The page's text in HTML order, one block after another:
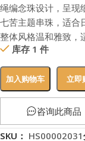
绳编念珠设计，呈现
七苦主题串珠，适合
整体风格温和雅致，
库存 1 件
加入购物车 立即
咨询此商品
SKU： HS00002031